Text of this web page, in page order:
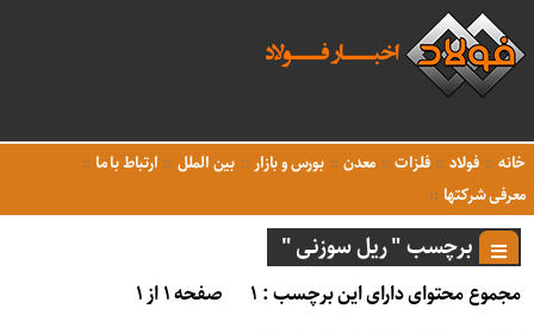
خانه فولاد فلزات معدن بورس و بازار بین الملل
ارتباط با ما
معرفی شرکتها
برچسب " ریل سوزنی "
مجموع محتوای دارای این برچسب : ۱
صفحه ۱ از ۱